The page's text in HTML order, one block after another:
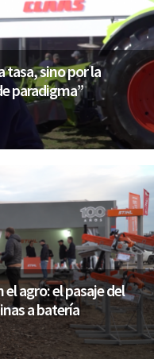
tasa, sino por la
paradigma”
agro: el pasaje del
a batería